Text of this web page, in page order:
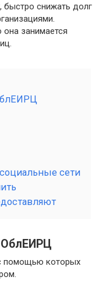
быстро снижать долг
она занимается
сети
помощью которых